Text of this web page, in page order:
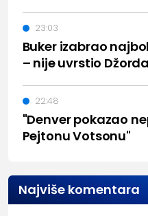
Buker izabrao
– nije uvrstio
23:03
"Denver pokazao
Pejtonu Votsonu"
22:48
Najviše komentara